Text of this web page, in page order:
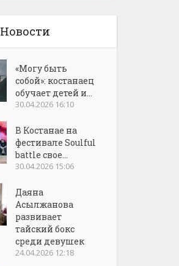
Новости
«Могу быть
собой»: костанаец
обучает детей и...
30.04.2026 16:10
В Костанае на
фестивале Soulful
battle свое...
30.04.2026 15:06
Даяна
Асылжанова
развивает
тайский бокс
среди девушек
24.04.2026 12:18